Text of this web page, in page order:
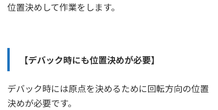
位置決めして作業をします。
【デバック時にも位置決めが必要】
デバック時には原点を決めるために回転方向の位置
決めが必要です。